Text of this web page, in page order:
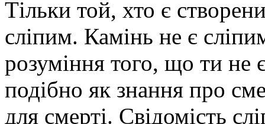
Тільки той, хто є
сліпим. Камінь не є
розуміння того, що ти не
подібно як знання про
для смерті. Свідомість